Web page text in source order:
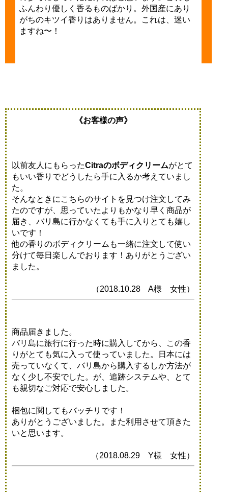
ふんわり優しく香るものばかり。外国産にあり
がちのキツイ香りはありません。これは、迷い
ますね〜！
《お客様の声》
以前友人にもらったCitraのボディクリームがとて
もいい香りでどうしたら手に入るか考えていまし
た。
そんなときにこちらのサイトを見つけ注文してみ
たのですが、思っていたよりもかなり早く商品が
届き、バリ島に行かなくても手に入りとても嬉し
いです！
他の香りのボディクリームも一緒に注文して使い
分けて毎日楽しんでおります！ありがとうござい
ました。
（2018.10.28 A様 女性）
商品届きました。
バリ島に旅行に行った時に購入してから、この香
りがとても気に入って使っていました。日本には
売っていなくて、バリ島から購入するしか方法が
なく少し不安でした。が、追跡システムや、とて
も親切なご対応で安心しました。
梱包に関してもバッチリです！
ありがとうございました。また利用させて頂きた
いと思います。
（2018.08.29 Y様 女性）